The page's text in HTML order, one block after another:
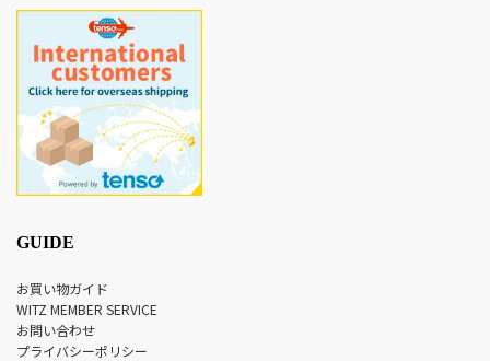
GUIDE
お買い物ガイド
WITZ MEMBER SERVICE
お問い合わせ
プライバシーポリシー